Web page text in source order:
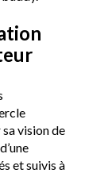
vision de
et suivis à